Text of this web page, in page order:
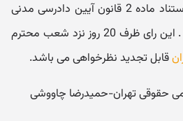
لازم الاجرا می داند لذا به استناد ماده 2 قانون آیین دادرسی مدنی
قرار رد دعوی صادر می گردد . این رای ظرف 20 روز نزد شعب محترم
قابل تجدید نظرخواهی می باشد.